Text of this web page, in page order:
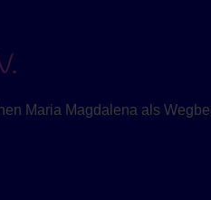
Maria Magdalena als